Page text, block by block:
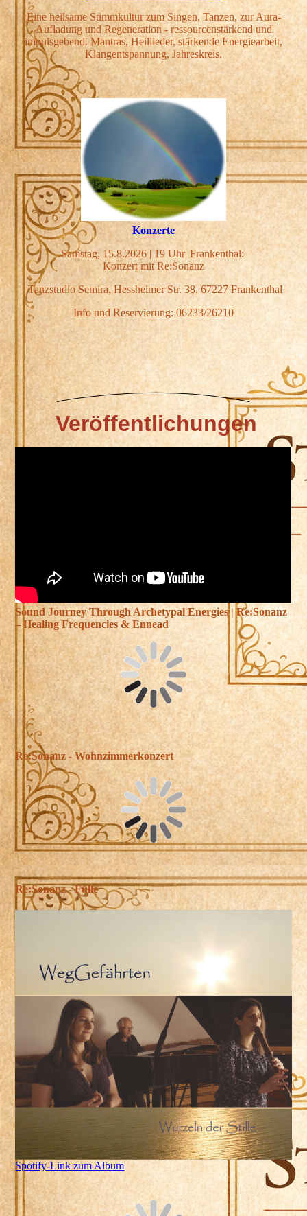
Eine heilsame Stimmkultur zum Singen, Tanzen, zur Aura-
Aufladung und Regeneration - ressourcenstärkend und
impulsgebend. Mantras, Heillieder, stärkende Energiearbeit,
Klangentspannung, Jahreskreis.
Konzerte
Samstag, 15.8.2026 | 19 Uhr| Frankenthal:
Konzert mit Re:Sonanz
Tanzstudio Semira,Hessheimer Str. 38, 67227 Frankenthal
Info und Reservierung: 06233/26210
Veröffentlichungen
Sound Journey Through Archetypal Energies | Re:Sonanz
– Healing Frequencies & Ennead
Re:Sonanz - Wohnzimmerkonzert
Re:Sonanz - Fülle
Spotify-Link zum Album